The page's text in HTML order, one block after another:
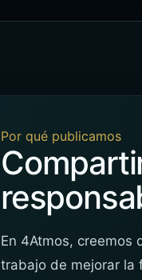
Por qué publicamos
En 4Atmos, creemos
trabajo de mejorar la